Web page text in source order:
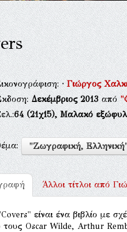
·Γιώργος
Δεκέμβριος 2013από
64(21χ15), Μαλακό
"Ζωγραφική,
Άλλοι τίτλοι από
είναι ένα βιβλίο με
τους Oscar Wilde, Arthur